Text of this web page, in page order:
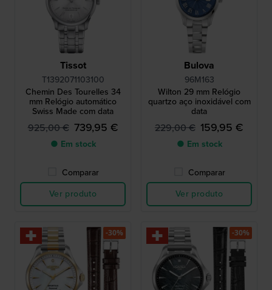
Tissot
T1392071103100
Chemin Des Tourelles 34
mm Relógio automático
Swiss Made com data
925,00 € 739,95 €
● Em stock
Comparar
Ver produto
Bulova
96M163
Wilton 29 mm Relógio
quartzo aço inoxidável com
data
229,00 € 159,95 €
● Em stock
Comparar
Ver produto
-30% -30%